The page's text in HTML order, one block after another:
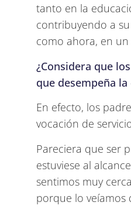
tanto en la
contribuyendo a
como ahora, en
¿Considera que
que desempeña
En efecto, los
vocación de
Pareciera que ser
estuviese al
sentimos muy
porque lo veíamos